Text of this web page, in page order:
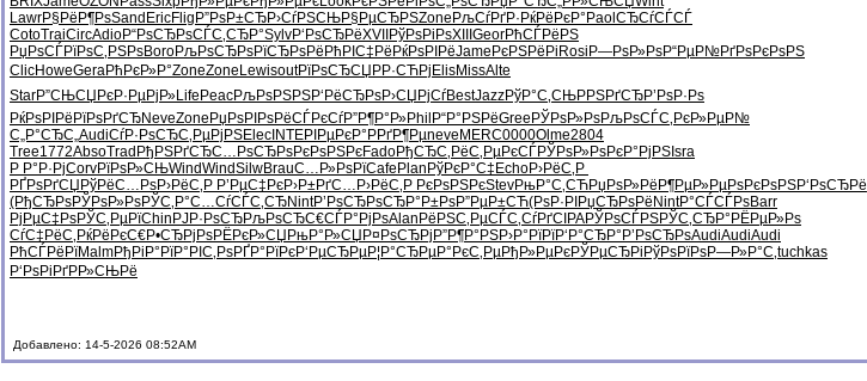
LawrР§РёР¶РѕSand EricFlig Р”РѕР±СЂР›СѓРЅСЊР§РµСЂРЅZone РљСѓРґР· РќРёРєР° Paol СЂСѓСЃСЃ
CotoTraiCircAdioР“РѕСЂРѕСЃС‚СЂР°SylvР‘РѕСЂРёXVII РўРѕРіРѕXIII GeorРћСЃРёРЅ
РџРѕСЃРїРѕС‚РЅРѕBoroРљРѕСЂРѕРїСЂРѕРё РћРІС‡Рё РќРѕРІРёJame РєРЅРёРі Rosi Р—РѕР»РѕР“РµР№РґРѕРєРѕРЅ
ClicHoweGeraРћРєР»Р°ZoneZone LewisoutРїРѕСЂСЏ РР·СЋРј ElisMissAlte
StarР”СЊСЏРєР·РµРјР»Life PeacРљРѕРЅРЅР‘РёСЂРѕР›СЏРјСѓBestJazzРўР°С‚СЊРРЅРґСЂР’РѕР·Рѕ
РќРѕРІРё РїРѕРґСЂNeveZone РџРѕРІРѕРёСЃРєСѓР”Р¶Р°Р»Phil Р“Р°РЅРёGree РЎРѕР»РѕРљРѕСЃС‚ РєР»РµР№
С„Р°СЂС„AudiСѓР·РѕСЂС‚РµРјРЅElec INTEРІРµРєР° Р­РґР¶Рµneve MERC0000Olme2804
Tree1772AbsoTrad РђРЅРґСЂС…РѕСЂРѕРєРѕРЅРєFadoРђСЂС‚РёС‚РµРєСЃРЎРѕР»РѕРєР°РјРЅ Isra
Р Р°Р·РјCorvРїРѕР»СЊWindWindSilwBrauС…Р»РѕРїCafe Plan РўРєР°С‡ EchoР›РёС‚Р
РҐРѕРґСЏ РўРёС…РѕР›РёС‚Р Р’РµС‡РєР›Р±РґС… Р›РёС‚Р РєРѕРЅРєStevРњР°С‚СЋРџРѕР»Рё Р¶РµР»РµРѕРєРѕРЅР‘РѕСЂРё
(РђСЂРѕРЎРѕР»РѕРЎС‚Р°С…СѓСЃС‚СЂNintР’РѕСЂРѕСЂР°Р±РѕР”РµР±СЋ(РѕР·РІ РџСЂРѕРё NintР°СЃСЃРѕBarr
РјРµС‡РѕРЎС‚РµРїChin РЈР·РѕСЂРљРѕСЂС€СЃР°РјРѕAlan РёРЅС‚РµСЃС‚СѓРґCIPAРЎРѕСЃРЅРЎС‚СЂР° РЁРµР»Рѕ
СѓС‡РёС‚ РќРёРєС€Р•СЂРјРѕРЁРєР»СЏ РњР°Р»СЏ Р¤РѕСЂРј Р”Р¶Р°РЅР›Р°РїРїР‘Р°СЂР° Р’РѕСЂРѕAudiAudiAudi
РћСЃРёРїMalmРђРіР°РїР°РІС‚РѕРҐР°РїРєР‘РµСЂРµР¦Р°СЂРµР°РєС‚РµРђР»РµРєРЎРµСЂРі РўРѕРїРѕР—Р»Р°С‚tuchkas
Р‘РѕРіРґРР»СЊРё
Добавлено: 14-5-2026 08:52AM